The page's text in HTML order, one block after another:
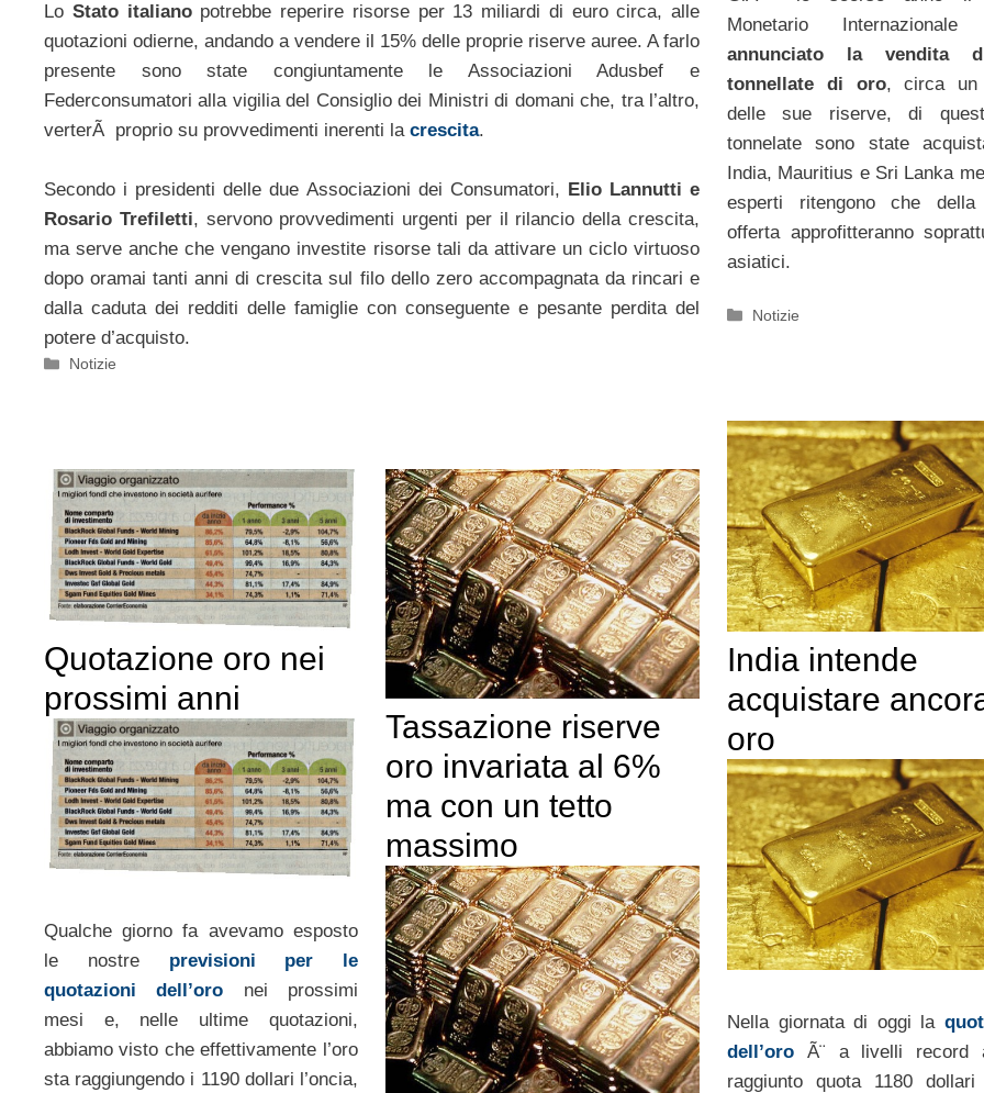
Lo Stato italianopotrebbe reperire risorse per 13 miliardi di euro circa, alle
quotazioni odierne, andando a vendere il 15% delle proprie riserve auree. A farlo
presente sono state congiuntamente le Associazioni Adusbef e
Federconsumatori alla vigilia del Consiglio dei Ministri di domani che, tra l’altro,
verterÃ proprio su provvedimenti inerenti la crescita.
Secondo i presidenti delle due Associazioni dei Consumatori, Elio Lannutti e
Rosario Trefiletti, servono provvedimenti urgenti per il rilancio della crescita,
ma serve anche che vengano investite risorse tali da attivare un ciclo virtuoso
dopo oramai tanti anni di crescita sul filo dello zero accompagnata da rincari e
dalla caduta dei redditi delle famiglie con conseguente e pesante perdita del
potere d’acquisto.
Categorie
Notizie
Monetario
annunciato la vendita
tonnellate di oro, circa un
delle sue riserve, di
tonnelate sono state
India, Mauritius e Sri Lanka
esperti ritengono che della
offerta approfitteranno
asiatici.
Categorie
Notizie
India intende
acquistare
oro
Nella giornata di oggi la
dell’oroÃ¨ a livelli record
raggiunto quota 1180 dollari
Quotazione oro nei
prossimi anni
Qualche giorno fa avevamo esposto
le nostre previsioni per le
quotazioni dell’oro nei prossimi
mesi e, nelle ultime quotazioni,
abbiamo visto che effettivamente l’oro
sta raggiungendo i 1190 dollari l’oncia,
Tassazione riserve
oro invariata al 6%
ma con un tetto
massimo